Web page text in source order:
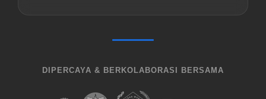
DIPERCAYA & BERKOLABORASI BERSAMA